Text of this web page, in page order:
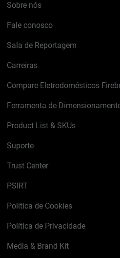
Sobre nós
Fale conosco
Sala de Reportagem
Carreiras
Compare Eletrodomésticos
Ferramenta de
Product List & SKUs
Suporte
Trust Center
PSIRT
Política de Cookies
Política de Privacidade
Media & Brand Kit